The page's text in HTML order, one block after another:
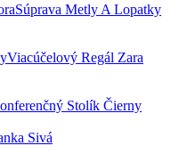
Súprava Metly A Lopatky
Viacúčelový Regál Zara
Stolík Čierny
Sivá